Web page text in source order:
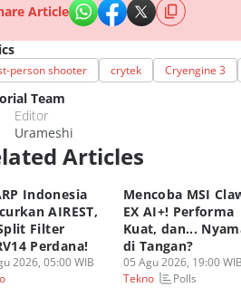
Article
person shooter crytek Cryengine 3
Team
Editor
Urameshi
Articles
Indonesia
AIREST,
Filter
Perdana!
2026, 05:00 WIB
Mencoba MSI
EX AI+! Performa
Kuat, dan...
di Tangan?
05 Agu 2026, 19:00 WIB
Tekno
Polls